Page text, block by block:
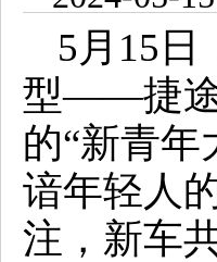
5月15
型——捷途
的“新青
谙年轻人
注，新车